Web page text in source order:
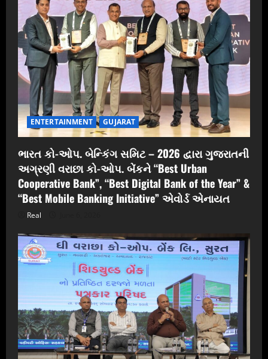
ENTERTAINMENT GUJARAT
ભારત કો-ઓપ. બેન્કિંગ સમિટ – 2026 દ્વારા ગુજરાતની
અગ્રણી વરાછા કો-ઓપ. બેંકને “Best Urban
Cooperative Bank”, “Best Digital Bank of the Year” &
“Best Mobile Banking Initiative” એવોર્ડ એનાયત
Real